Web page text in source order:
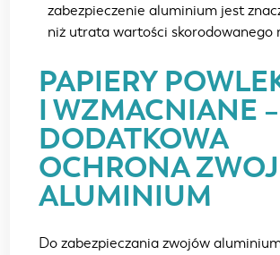
zabezpieczenie aluminium jest
niż utrata wartości skorodowanego
PAPIERY
I WZMACNIANE –
DODATKOWA
OCHRONA
ALUMINIUM
Do zabezpieczania zwojów